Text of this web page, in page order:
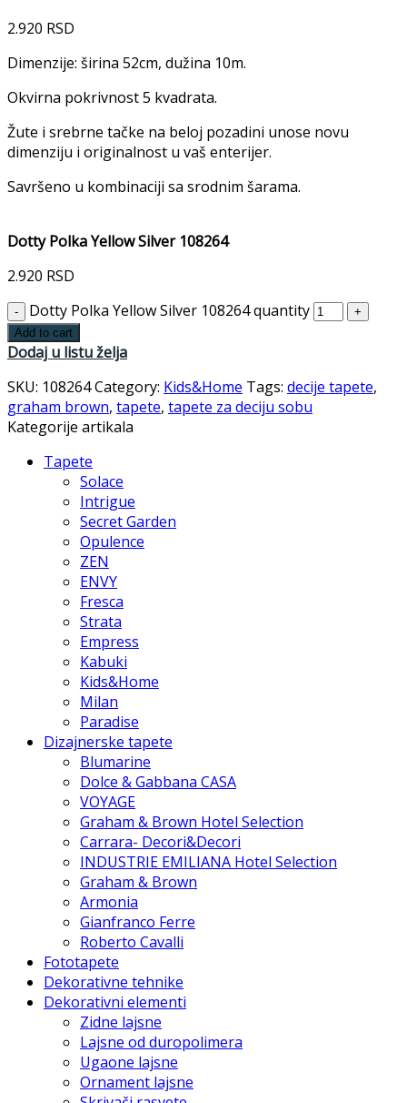
2.920 RSD
Dimenzije: širina 52cm, dužina 10m.
Okvirna pokrivnost 5 kvadrata.
Žute i srebrne tačke na beloj pozadini unose novu
dimenziju i originalnost u vaš enterijer.
Savršeno u kombinaciji sa srodnim šarama.
Dotty Polka Yellow Silver 108264
2.920 RSD
Dotty Polka Yellow Silver 108264 quantity
Add to cart
Dodaj u listu želja
SKU: 108264Category: Kids&Home Tags: decije tapete,
graham brown, tapete, tapete za deciju sobu
Kategorije artikala
Tapete
Solace
Intrigue
Secret Garden
Opulence
ZEN
ENVY
Fresca
Strata
Empress
Kabuki
Kids&Home
Milan
Paradise
Dizajnerske tapete
Blumarine
Dolce & Gabbana CASA
VOYAGE
Graham & Brown Hotel Selection
Carrara- Decori&Decori
INDUSTRIE EMILIANA Hotel Selection
Graham & Brown
Armonia
Gianfranco Ferre
Roberto Cavalli
Fototapete
Dekorativne tehnike
Dekorativni elementi
Zidne lajsne
Lajsne od duropolimera
Ugaone lajsne
Ornament lajsne